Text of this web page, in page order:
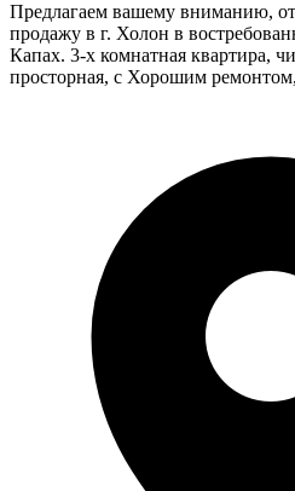
Предлагаем вашему вниманию,
продажу в г. Холон в
Капах. 3-х комнатная квартира,
просторная, с Хорошим